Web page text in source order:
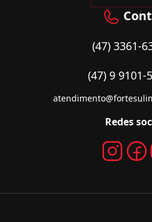
(47) 3361-
(47) 9 9101-
Redes